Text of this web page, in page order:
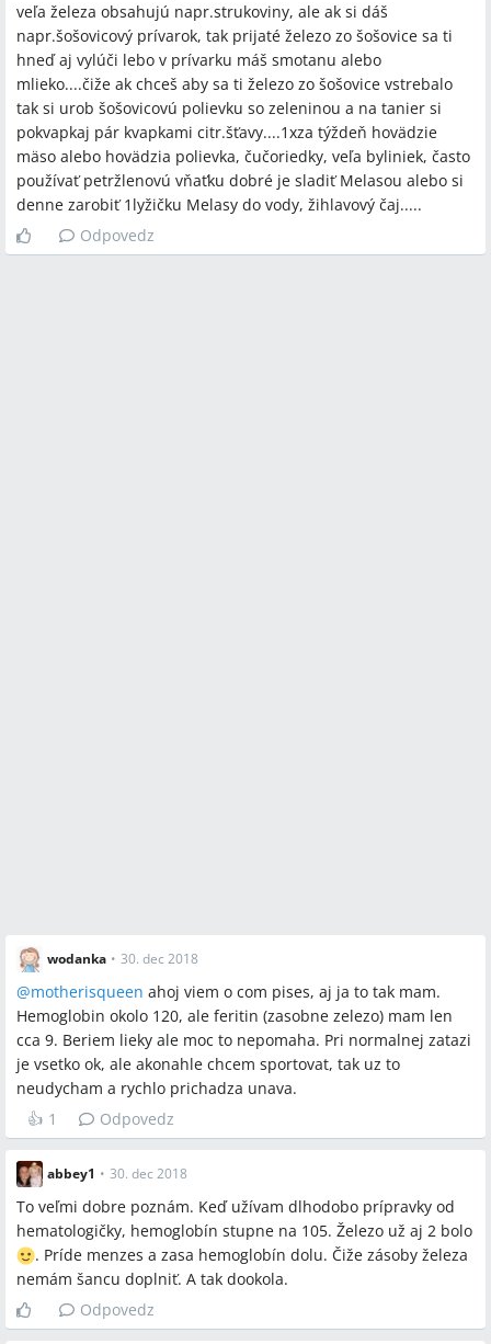
veľa železa obsahujú napr.strukoviny, ale ak si dáš
napr.šošovicový prívarok, tak prijaté železo zo šošovice sa ti
hneď aj vylúči lebo v prívarku máš smotanu alebo
mlieko....čiže ak chceš aby sa ti železo zo šošovice vstrebalo
tak si urob šošovicovú polievku so zeleninou a na tanier si
pokvapkaj pár kvapkami citr.šťavy....1xza týždeň hovädzie
mäso alebo hovädzia polievka, čučoriedky, veľa byliniek, často
používať petržlenovú vňaťku dobré je sladiť Melasou alebo si
denne zarobiť 1lyžičku Melasy do vody, žihlavový čaj.....
Odpovedz
wodanka • 30. dec 2018
@motherisqueen ahoj viem o com pises, aj ja to tak mam.
Hemoglobin okolo 120, ale feritin (zasobne zelezo) mam len
cca 9. Beriem lieky ale moc to nepomaha. Pri normalnej zatazi
je vsetko ok, ale akonahle chcem sportovat, tak uz to
neudycham a rychlo prichadza unava.
👍 1 Odpovedz
abbey1 • 30. dec 2018
To veľmi dobre poznám. Keď užívam dlhodobo prípravky od
hematologičky, hemoglobín stupne na 105. Železo už aj 2 bolo
. Príde menzes a zasa hemoglobín dolu. Čiže zásoby železa
nemám šancu doplniť. A tak dookola.
Odpovedz